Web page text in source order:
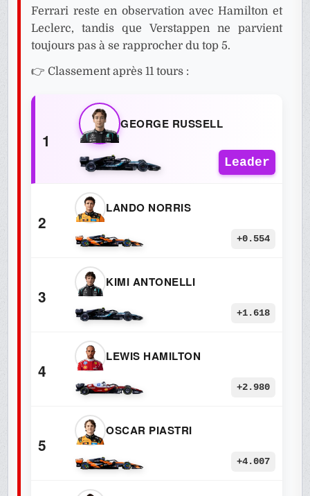
Ferrari reste en observation avec Hamilton et
Leclerc, tandis que Verstappen ne parvient
toujours pas à se rapprocher du top 5.
👉 Classement après 11 tours :
1
GEORGE RUSSELL
Leader
2
LANDO NORRIS
+0.554
3
KIMI ANTONELLI
+1.618
4
LEWIS HAMILTON
+2.980
5
OSCAR PIASTRI
+4.007